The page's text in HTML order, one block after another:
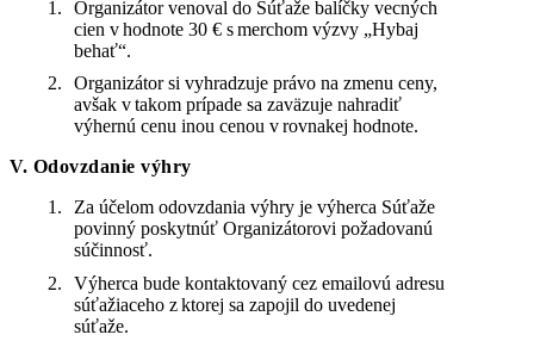
Organizátor venoval do Súťaže balíčky vecných
cien v hodnote 30 € s merchom výzvy „Hybaj
behať“.
Organizátor si vyhradzuje právo na zmenu ceny,
avšak v takom prípade sa zaväzuje nahradiť
výhernú cenu inou cenou v rovnakej hodnote.
V. Odovzdanie výhry
Za účelom odovzdania výhry je výherca Súťaže
povinný poskytnúť Organizátorovi požadovanú
súčinnosť.
Výherca bude kontaktovaný cez emailovú adresu
súťažiaceho z ktorej sa zapojil do uvedenej
súťaže.